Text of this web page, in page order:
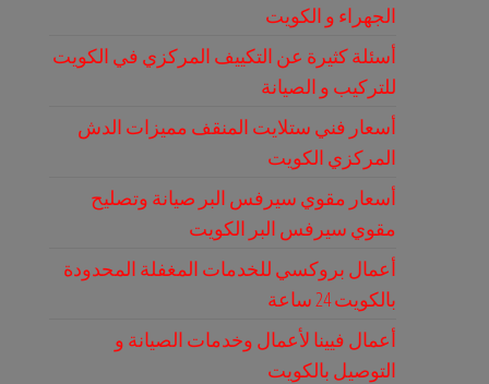
الجهراء و الكويت
أسئلة كثيرة عن التكييف المركزي في الكويت
للتركيب و الصيانة
أسعار فني ستلايت المنقف مميزات الدش
المركزي الكويت
أسعار مقوي سيرفس البر صيانة وتصليح
مقوي سيرفس البر الكويت
أعمال بروكسي للخدمات المغفلة المحدودة
بالكويت 24 ساعة
أعمال فيينا لأعمال وخدمات الصيانة و
التوصيل بالكويت